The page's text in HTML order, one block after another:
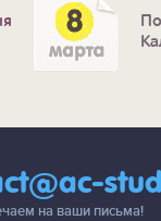
на ваши письма!